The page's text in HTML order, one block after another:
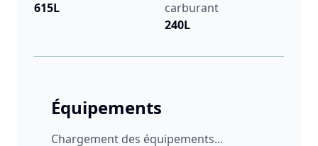
615L
carburant
240L
Équipements
Chargement des équipements...